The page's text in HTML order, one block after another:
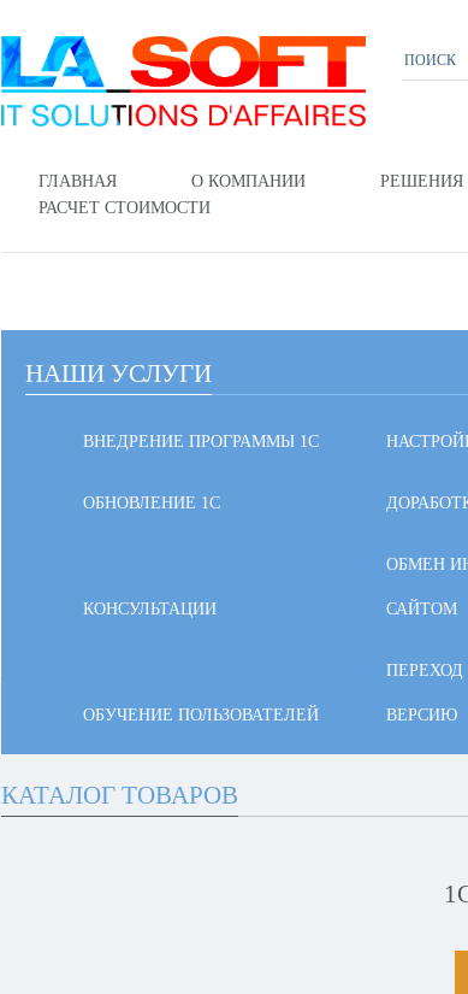
ГЛАВНАЯ О КОМПАНИИ РЕШЕНИЯ
РАСЧЕТ СТОИМОСТИ
НАШИ УСЛУГИ
ВНЕДРЕНИЕ ПРОГРАММЫ 1С
ОБНОВЛЕНИЕ 1С
КОНСУЛЬТАЦИИ
ОБМЕН
САЙТОМ
ОБУЧЕНИЕ ПОЛЬЗОВАТЕЛЕЙ ВЕРСИЮ
КАТАЛОГ ТОВАРОВ